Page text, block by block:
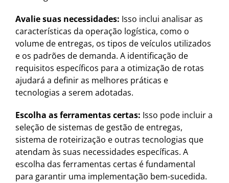
Avalie suas necessidades: Isso inclui analisar as
características da operação logística, como o
volume de entregas, os tipos de veículos utilizados
e os padrões de demanda. A identificação de
requisitos específicos para a otimização de rotas
ajudará a definir as melhores práticas e
tecnologias a serem adotadas.
Escolha as ferramentas certas: Isso pode incluir a
seleção de sistemas de gestão de entregas,
sistema de roteirização e outras tecnologias que
atendam às suas necessidades específicas. A
escolha das ferramentas certas é fundamental
para garantir uma implementação bem-sucedida.